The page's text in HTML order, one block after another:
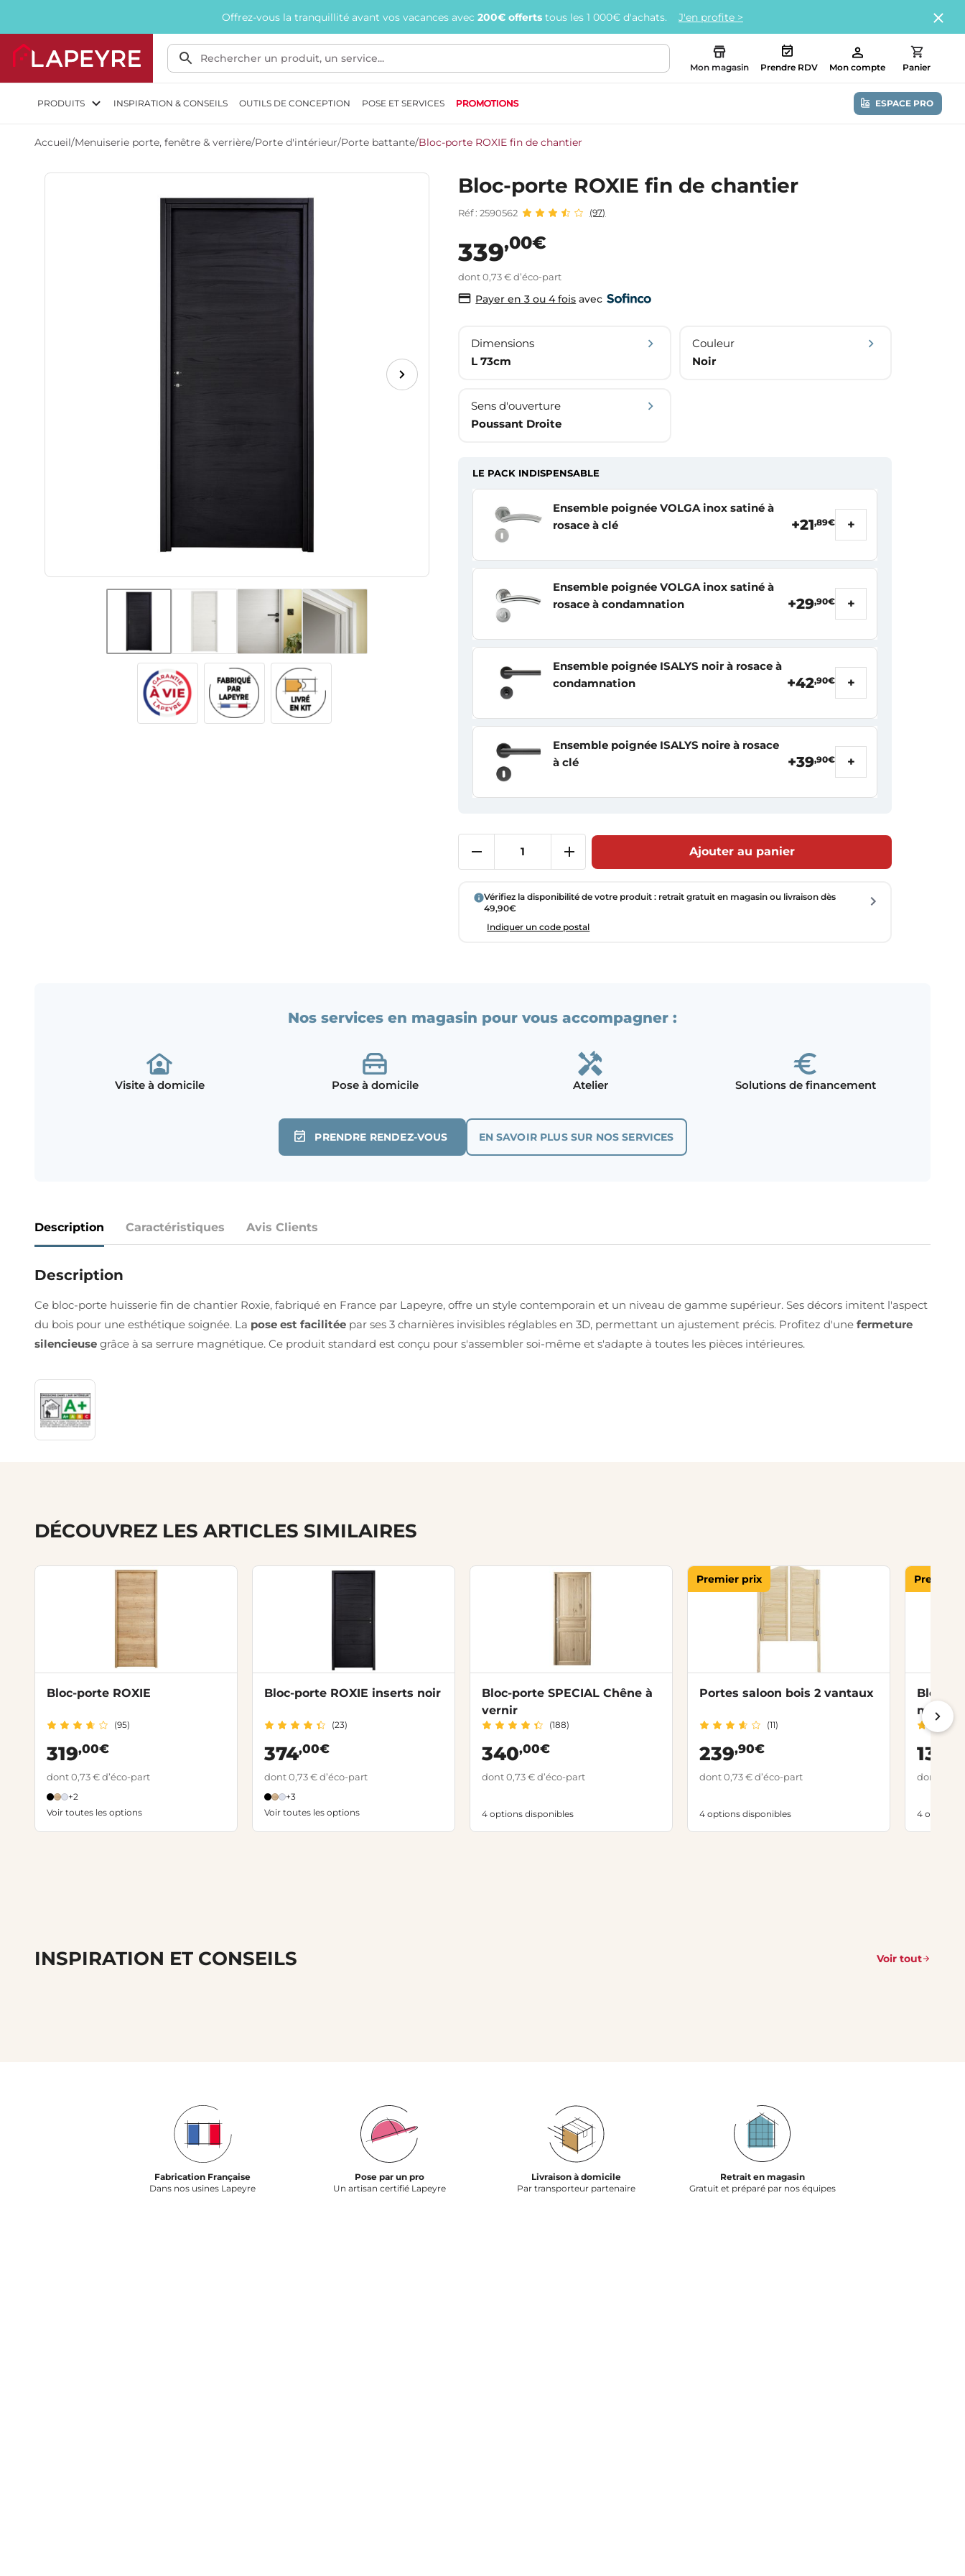
Offrez-vous la tranquillité avant vos vacances avec 200€ offerts tous les 1 000€ d'achats. J'en profite >
Mon magasin Prendre RDV Mon compte Panier
PRODUITS INSPIRATION & CONSEILS OUTILS DE CONCEPTION POSE ET SERVICES PROMOTIONS ESPACE PRO
Accueil/Menuiserie porte, fenêtre & verrière/Porte d'intérieur/Porte battante/Bloc-porte ROXIE fin de chantier
Bloc-porte ROXIE fin de chantier
Réf : 2590562 (97)
339,00€
dont 0,73 € d’éco-part
Payer en 3 ou 4 fois avec
Dimensions
L 73cm
Couleur
Noir
Sens d'ouverture
Poussant Droite
LE PACK INDISPENSABLE
Ensemble poignée VOLGA inox satiné à
rosace à clé
+21,89€ +
Ensemble poignée VOLGA inox satiné à
rosace à condamnation
+29,90€ +
Ensemble poignée ISALYS noir à rosace à
condamnation
+42,90€ +
Ensemble poignée ISALYS noire à rosace
à clé
+39,90€ +
Ajouter au panier
Vérifiez la disponibilité de votre produit : retrait gratuit en magasin ou livraison dès
49,90€
Indiquer un code postal
Nos services en magasin pour vous accompagner :
Visite à domicile Pose à domicile Atelier Solutions de financement
PRENDRE RENDEZ-VOUS EN SAVOIR PLUS SUR NOS SERVICES
Description Caractéristiques Avis Clients
Description
Ce bloc-porte huisserie fin de chantier Roxie, fabriqué en France par Lapeyre, offre un style contemporain et un niveau de gamme supérieur. Ses décors imitent l'aspect
du bois pour une esthétique soignée. La pose est facilitée par ses 3 charnières invisibles réglables en 3D, permettant un ajustement précis. Profitez d'une fermeture
silencieuse grâce à sa serrure magnétique. Ce produit standard est conçu pour s'assembler soi-même et s'adapte à toutes les pièces intérieures.
DÉCOUVREZ LES ARTICLES SIMILAIRES
Bloc-porte ROXIE
(95)
319,00€
dont 0,73 € d’éco-part
+2
Voir toutes les options
Bloc-porte ROXIE inserts noir
(23)
374,00€
dont 0,73 € d’éco-part
+3
Voir toutes les options
Bloc-porte SPECIAL Chêne à
vernir
(188)
340,00€
dont 0,73 € d’éco-part
4 options disponibles
Premier prix
Portes saloon bois 2 vantaux
(11)
239,90€
dont 0,73 € d’éco-part
4 options disponibles
Premier
Bloc-
139
dont 0,73
4 options
INSPIRATION ET CONSEILS Voir tout
Fabrication Française
Dans nos usines Lapeyre
Pose par un pro
Un artisan certifié Lapeyre
Livraison à domicile
Par transporteur partenaire
Retrait en magasin
Gratuit et préparé par nos équipes